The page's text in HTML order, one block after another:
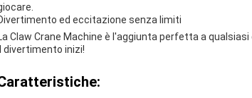
ed eccitazione senza limiti
Claw Crane Machine è l'aggiunta perfetta a
divertimento inizi!